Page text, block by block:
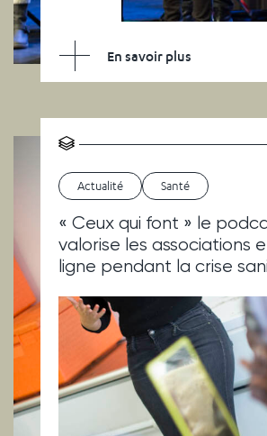
En savoir plus
Actualité Santé
« Ceux qui font » le
valorise les associations
ligne pendant la crise